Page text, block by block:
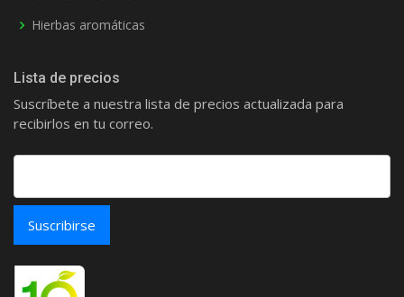
Hierbas aromáticas
Lista de precios
Suscríbete a nuestra lista de precios actualizada para
recibirlos en tu correo.
Suscribirse